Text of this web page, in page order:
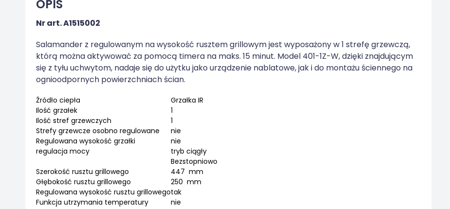
OPIS
Nr art.A1515002
Salamander z regulowanym na wysokość rusztem grillowym jest wyposażony w 1 strefę grzewczą,
którą można aktywować za pomocą timera na maks. 15 minut. Model 401-1Z-W, dzięki znajdującym
się z tyłu uchwytom, nadaje się do użytku jako urządzenie nablatowe, jak i do montażu ściennego na
ognioodpornych powierzchniach ścian.
Źródło ciepła
Grzałka IR
Ilość grzałek
1
Ilość stref grzewczych
1
Strefy grzewcze osobno regulowane
nie
Regulowana wysokość grzałki
nie
regulacja mocy
tryb ciągły
Bezstopniowo
Szerokość rusztu grillowego
447 mm
Głębokość rusztu grillowego
250 mm
Regulowana wysokość rusztu grillowegotak
Funkcja utrzymania temperatury
nie